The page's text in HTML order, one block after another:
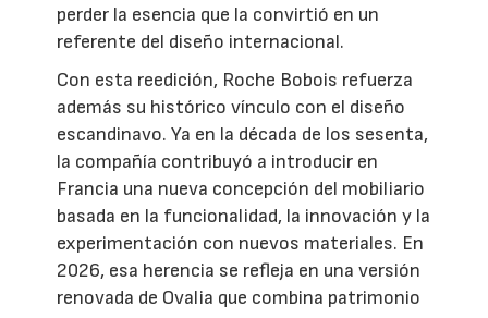
perder la esencia que la convirtió en un
referente del diseño internacional.
Con esta reedición, Roche Bobois refuerza
además su histórico vínculo con el diseño
escandinavo. Ya en la década de los sesenta,
la compañía contribuyó a introducir en
Francia una nueva concepción del mobiliario
basada en la funcionalidad, la innovación y la
experimentación con nuevos materiales. En
2026, esa herencia se refleja en una versión
renovada de Ovalia que combina patrimonio